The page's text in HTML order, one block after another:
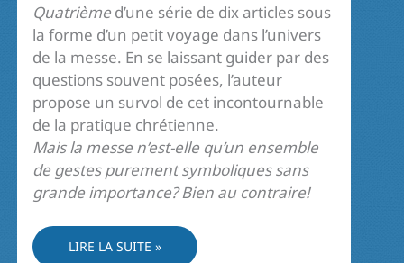
Quatrième d’une série de dix articles sous
la forme d’un petit voyage dans l’univers
de la messe. En se laissant guider par des
questions souvent posées, l’auteur
propose un survol de cet incontournable
de la pratique chrétienne.
Mais la messe n’est-elle qu’un ensemble
de gestes purement symboliques sans
grande importance? Bien au contraire!
LA
LIRE LA SUITE »